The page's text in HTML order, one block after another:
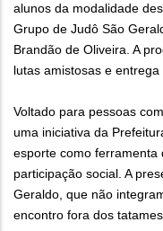
alunos da modalidade
Grupo de Judô São
Brandão de Oliveira. A
lutas amistosas e
Voltado para pessoas
uma iniciativa da
esporte como ferramenta
participação social. A
Geraldo, que não
encontro fora dos